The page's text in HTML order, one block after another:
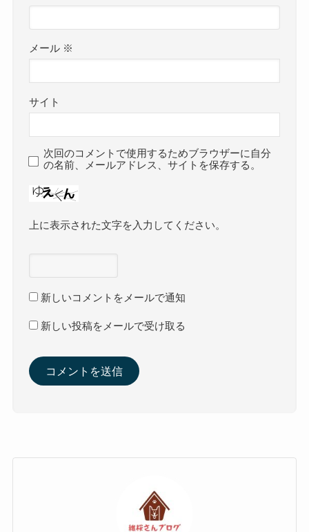
メール ※
サイト
次回のコメントで使用するためブラウザーに自分
の名前、メールアドレス、サイトを保存する。
上に表示された文字を入力してください。
新しいコメントをメールで通知
新しい投稿をメールで受け取る